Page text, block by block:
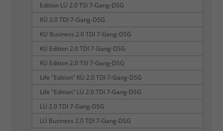
Edition LÜ 2.0 TSI 7-Gang-DSG
KÜ 2.0 TDI 7-Gang-DSG
KÜ Business 2.0 TDI 7-Gang-DSG
KÜ Edition 2.0 TDI 7-Gang-DSG
KÜ Edition 2.0 TSI 7-Gang-DSG
Life "Edition" KÜ 2.0 TDI 7-Gang-DSG
Life "Edition" LÜ 2.0 TDI 7-Gang-DSG
LÜ 2.0 TDI 7-Gang-DSG
LÜ Business 2.0 TDI 7-Gang-DSG